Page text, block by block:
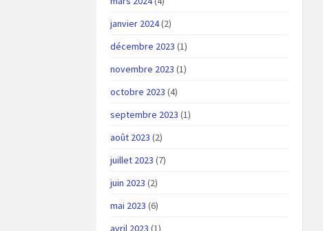
janvier 2024(2)
décembre 2023 (1)
novembre 2023 (1)
octobre 2023 (4)
septembre 2023 (1)
août 2023 (2)
juillet 2023 (7)
juin 2023 (2)
mai 2023 (6)
avril 2023 (1)